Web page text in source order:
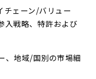
チェーン/バリュー
入戦略、特許および
、地域/国別の市場細